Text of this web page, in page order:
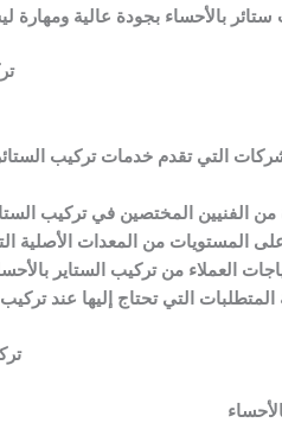
بالأحساء بجودة عالية ومهارة
التي تقدم خدمات تركيب
من الفنيين المختصين في تركيب
المستويات من المعدات الأصلية
العملاء من تركيب الستاير
التي تحتاج إليها عند